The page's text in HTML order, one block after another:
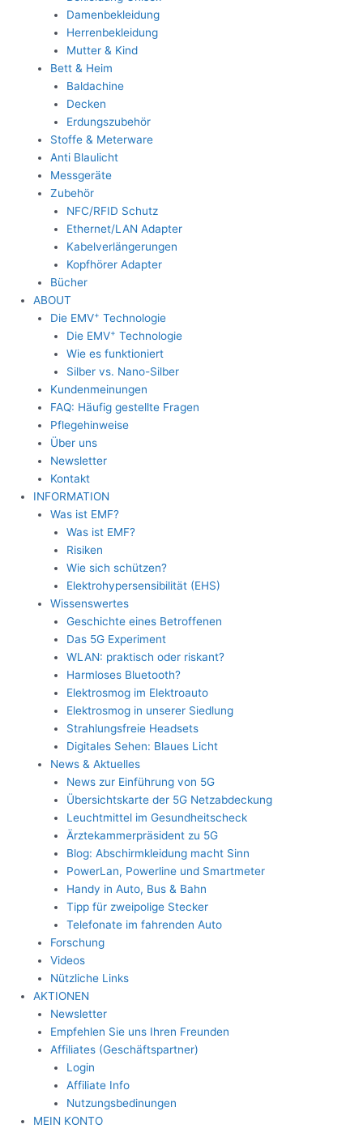
Damenbekleidung
Herrenbekleidung
Mutter & Kind
Bett & Heim
Baldachine
Decken
Erdungszubehör
Stoffe & Meterware
Anti Blaulicht
Messgeräte
Zubehör
NFC/RFID Schutz
Ethernet/LAN Adapter
Kabelverlängerungen
Kopfhörer Adapter
Bücher
ABOUT
Die EMV+ Technologie
Die EMV+ Technologie
Wie es funktioniert
Silber vs. Nano-Silber
Kundenmeinungen
FAQ: Häufig gestellte Fragen
Pflegehinweise
Über uns
Newsletter
Kontakt
INFORMATION
Was ist EMF?
Was ist EMF?
Risiken
Wie sich schützen?
Elektrohypersensibilität (EHS)
Wissenswertes
Geschichte eines Betroffenen
Das 5G Experiment
WLAN: praktisch oder riskant?
Harmloses Bluetooth?
Elektrosmog im Elektroauto
Elektrosmog in unserer Siedlung
Strahlungsfreie Headsets
Digitales Sehen: Blaues Licht
News & Aktuelles
News zur Einführung von 5G
Übersichtskarte der 5G Netzabdeckung
Leuchtmittel im Gesundheitscheck
Ärztekammerpräsident zu 5G
Blog: Abschirmkleidung macht Sinn
PowerLan, Powerline und Smartmeter
Handy in Auto, Bus & Bahn
Tipp für zweipolige Stecker
Telefonate im fahrenden Auto
Forschung
Videos
Nützliche Links
AKTIONEN
Newsletter
Empfehlen Sie uns Ihren Freunden
Affiliates (Geschäftspartner)
Login
Affiliate Info
Nutzungsbedinungen
MEIN KONTO